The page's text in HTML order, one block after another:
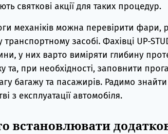
святкові акції для таких процедур.
механіків можна перевірити фари,
транспортному засобі. Фахівці UP-
у них варто виміряти глибину
та, при необхідності, заповнити
багажу та пасажирів. Радимо
з експлуатації автомобіля.
встановлювати